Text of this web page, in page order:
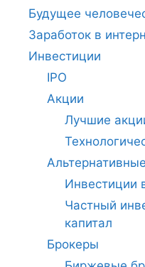
Будущее
Заработок в
Инвестиции
IPO
Акции
Лучшие
Инвестиции
Частный
капитал
Брокеры